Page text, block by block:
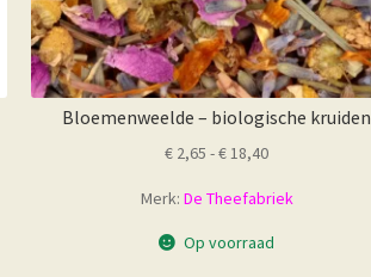
Bloemenweelde – biologische kruiden
€ 2,65 -€18,40Prijsklasse:
tot
Merk: De Theefabriek
Op voorraad